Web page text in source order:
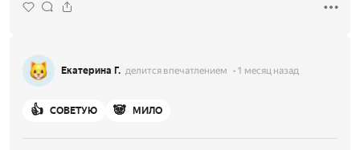
Екатерина Г. делится впечатлением 1 месяц назад
👍 СОВЕТУЮ 🐼 МИЛО